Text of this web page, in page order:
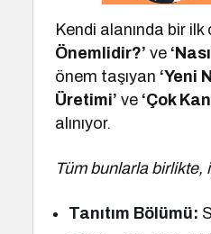
Kendi alanında bir
Önemlidir?’ ve
önem taşıyan ‘Yeni
Üretimi’ve ‘Çok
alınıyor.
Tüm bunlarla
Tanıtım Bölümü: